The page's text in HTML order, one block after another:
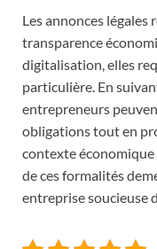
Les annonces
transparence
digitalisation, elles
particulière. En
entrepreneurs
obligations tout en
contexte
de ces formalités
entreprise soucieuse